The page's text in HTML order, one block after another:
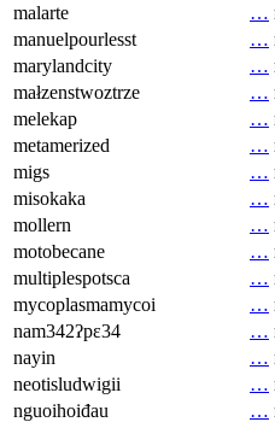
malarte
…
manuelpourlesst
…
marylandcity
…
małzenstwoztrze
…
melekap
…
metamerized
…
migs
…
misokaka
…
mollern
…
motobecane
…
multiplespotsca
…
mycoplasmamycoi
…
nam342ʔpɛ34
…
nayin
…
neotisludwigii
…
nguoihoiđau
…